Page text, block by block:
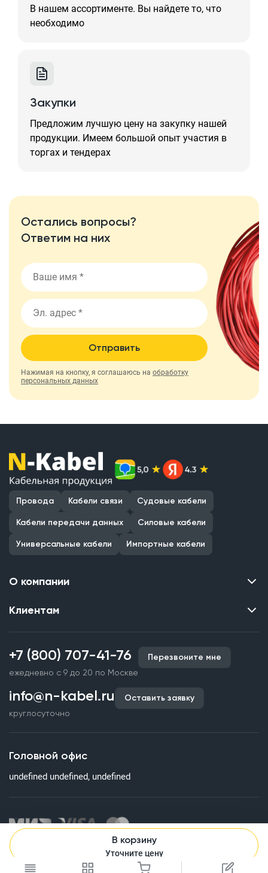
В корзину
Уточните цену
В нашем ассортименте. Вы найдете то, что
необходимо
Закупки
Предложим лучшую цену на закупку нашей
продукции. Имеем большой опыт участия в
торгах и тендерах
Остались вопросы?
Ответим на них
Отправить
Нажимая на кнопку, я соглашаюсь на обработку
персональных данных
Провода Кабели связи Судовые кабели
Кабели передачи данных Силовые кабели
Универсальные кабели Импортные кабели
О компании
Контакты
Наши объекты
Партнерство
Документы и реквизиты
Клиентам
Производство кабельной продукции
Срочное изготовление
Оплата и доставка
Гарантия качества
Статьи
Вопросы и ответы
+7 (800) 707-41-76
ежедневно с 9 до 20 по Москве
Перезвоните мне
info@n-kabel.ru
круглосуточно
Оставить заявку
Головной офис
undefined undefined, undefined
Информация на сайте о технических характеристиках, наличии
на складе, стоимости и изображениях товаров не является
публичной офертой. Все изображения, размещенные на сайте,